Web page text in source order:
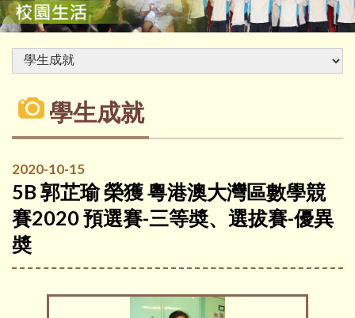
學生成就
2020-10-15
5B 郭芷瑜 榮獲 粵港澳大灣區數學競
賽2020 預選賽-三等奬、選拔賽-優異
奬